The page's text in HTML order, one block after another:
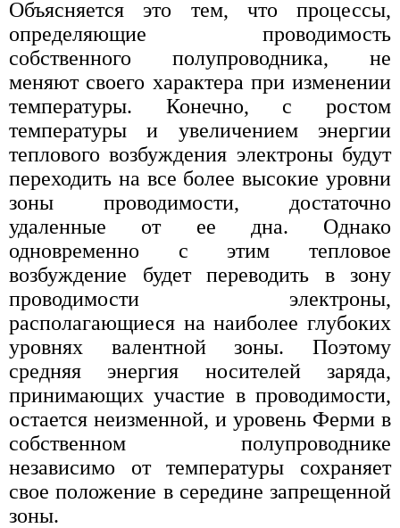
Объясняется это тем, что процессы,
определяющие проводимость
собственного полупроводника, не
меняют своего характера при изменении
температуры. Конечно, с ростом
температуры и увеличением энергии
теплового возбуждения электроны будут
переходить на все более высокие уровни
зоны проводимости, достаточно
удаленные от ее дна. Однако
одновременно с этим тепловое
возбуждение будет переводить в зону
проводимости электроны,
располагающиеся на наиболее глубоких
уровнях валентной зоны. Поэтому
средняя энергия носителей заряда,
принимающих участие в проводимости,
остается неизменной, и уровень Ферми в
собственном полупроводнике
независимо от температуры сохраняет
свое положение в середине запрещенной
зоны.